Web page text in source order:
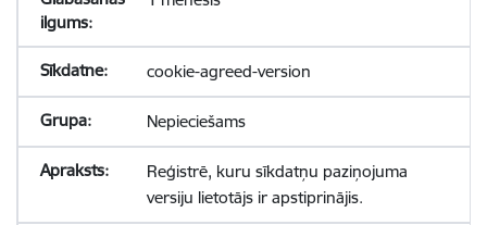
cookie-agreed-version
Nepieciešams
Reģistrē, kuru sīkdatņu paziņojuma
versiju lietotājs ir apstiprinājis.